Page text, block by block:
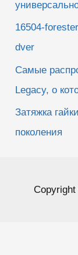
16504-
dver
Самые
Legacy, о
Затяжка
поколения